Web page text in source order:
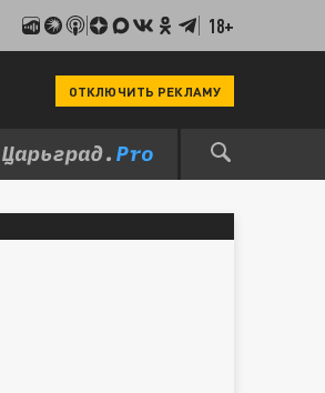
18+
ОТКЛЮЧИТЬ РЕКЛАМУ